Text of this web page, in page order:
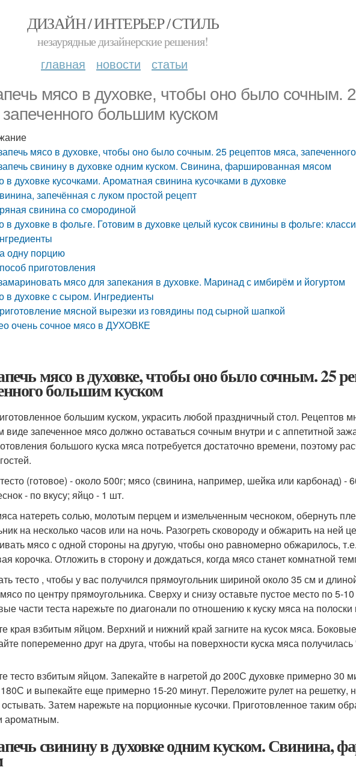
ДИЗАЙН / ИНТЕРЬЕР / СТИЛЬ
незаурядные дизайнерские решения!
главная новости статьи
мясо в духовке, чтобы оно было сочным.
большим куском
мясо в духовке, чтобы оно было сочным. 25 рецептов мяса,
свинину в духовке одним куском. Свинина, фаршированная мясом
в духовке кусочками. Ароматная свинина кусочками в духовке
запечённая с луком простой рецепт
свинина со смородиной
в духовке в фольге. Готовим в духовке целый кусок свинины в фольге:
одну порцию
приготовления
мясо для запекания в духовке. Маринад с имбирём и йогуртом
в духовке с сыром. Ингредиенты
мясной вырезки из говядины под сырной шапкой
очень сочное мясо в ДУХОВКЕ
мясо в духовке, чтобы оно было сочным. 25
большим куском
большим куском, украсить любой праздничный стол. Рецептов
виде запеченное мясо должно оставаться сочным внутри и с аппетитной
большого куска мяса потребуется достаточно времени, поэтому
(готовое) - около 500г; мясо (свинина, например, шейка или карбонад) -
- по вкусу; яйцо - 1 шт.
натереть солью, молотым перцем и измельченным чесноком, обернуть
на несколько часов или на ночь. Разогреть сковороду и обжарить на ней
мясо с одной стороны на другую, чтобы оно равномерно обжарилось,
корочка. Отложить в сторону и дождаться, когда мясо станет комнатной
тесто , чтобы у вас получился прямоугольник шириной около 35 см и
по центру прямоугольника. Сверху и снизу оставьте пустое место по 5-
части теста нарежьте по диагонали по отношению к куску мяса на
края взбитым яйцом. Верхний и нижний край загните на кусок мяса.
попеременно друг на друга, чтобы на поверхности куска мяса получилась
тесто взбитым яйцом. Запекайте в нагретой до 200С духовке примерно 30
и выпекайте еще примерно 15-20 минут. Переложите рулет на решетку,
остывать. Затем нарежьте на порционные кусочки. Приготовленное таким
ароматным.
свинину в духовке одним куском. Свинина,